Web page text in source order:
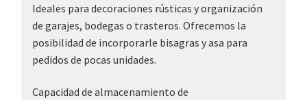
Ideales para decoraciones rústicas y organización
de garajes, bodegas o trasteros. Ofrecemos la
posibilidad de incorporarle bisagras y asa para
pedidos de pocas unidades.
Capacidad de almacenamiento de